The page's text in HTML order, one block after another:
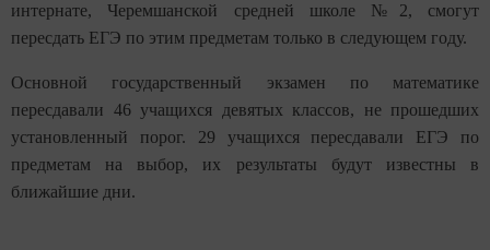
интернате, Черемшанской средней школе №2, смогут
пересдать ЕГЭ по этим предметам только в следующем году.
Основной государственный экзамен по математике
пересдавали 46 учащихся девятых классов, не прошедших
установленный порог. 29 учащихся пересдавали ЕГЭ по
предметам на выбор, их результаты будут известны в
ближайшие дни.